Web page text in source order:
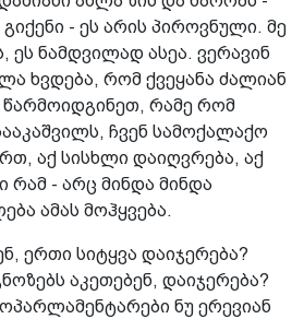
გიქენი - ეს არის პიროვნული. მე
ეს ნამდვილად ასეა. ვერავინ
ხვდება, რომ ქვეყანა ძალიან
წარმოიდგინეთ, რამე რომ
ჩვენ სამოქალაქო
აქ სისხლი დაიღვრება, აქ
რამ - არც მინდა მინდა
ამას მოჰყვება.
ერთი სიტყვა დაიჯერება?
აკეთებენ, დაიჯერება?
ნუ ერევიან